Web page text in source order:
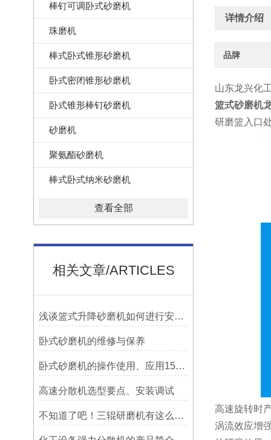
棒钉可调卧式砂磨机
珠磨机
棒式卧式锥形砂磨机
卧式密闭锥形砂磨机
卧式锥形棒钉砂磨机
砂磨机
聚氨酯砂磨机
棒式卧式纳米砂磨机
查看全部
相关文章/ARTICLES
浅谈篮式升降砂磨机如何进行安装维护
卧式砂磨机的维修与保养
卧式砂磨机的操作使用、应用15853548638
高速分散机选型要点、安装调试
不知道了吧！三辊研磨机有这么多的优点
详情介绍
品牌
山东龙兴化
篮式砂磨机
研磨篮入口
高速旋转时
涡流效应增